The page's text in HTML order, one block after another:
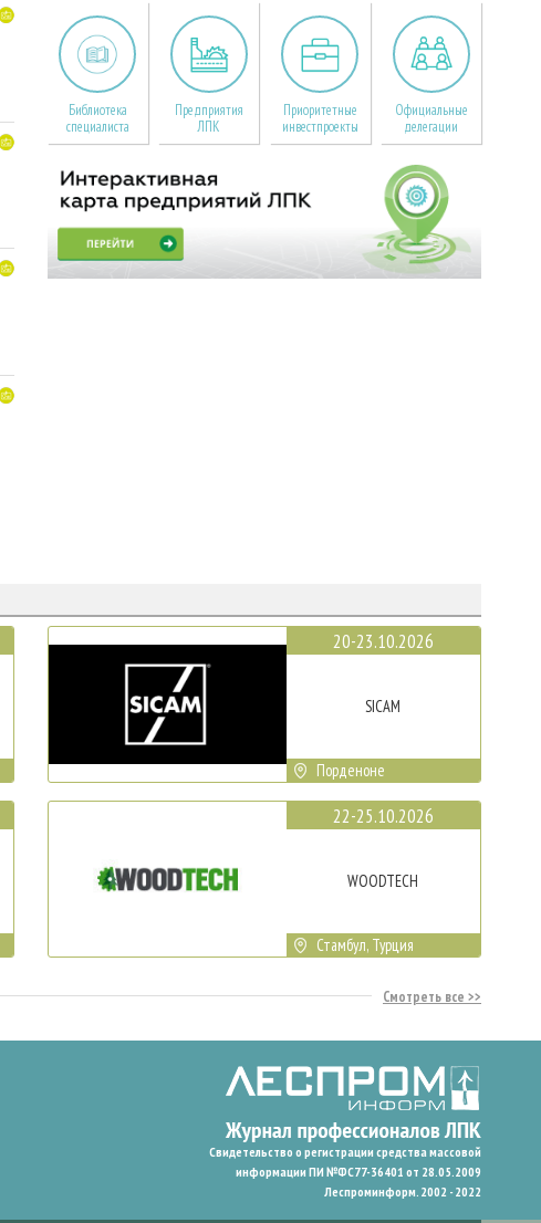
Библиотека
специалиста
Предприятия
ЛПК
Приоритетные
инвестпроекты
Официальные
делегации
20-23.10.2026
SICAM
Порденоне
22-25.10.2026
WOODTECH
Стамбул, Турция
Смотреть все
Свидетельство о регистрации средства массовой
информации ПИ №ФС77-36401 от 28.05.2009
Леспроминформ. 2002 - 2022